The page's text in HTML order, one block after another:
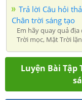
Trả lời Câu hỏi
Chân trời sáng tạo
Em hãy quay quả
Trời mọc, Mặt Trời
Luyện Bài Tập